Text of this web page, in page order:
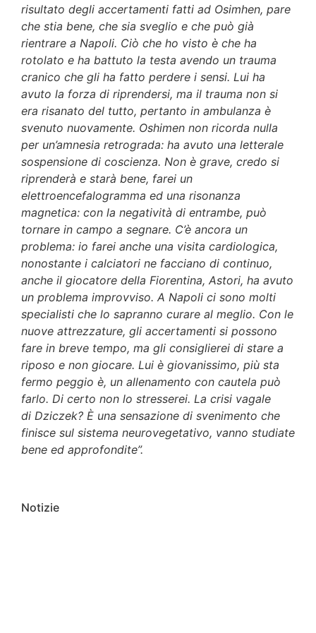
risultato degli accertamenti fatti ad Osimhen, pare
che stia bene, che sia sveglio e che può già
rientrare a Napoli. Ciò che ho visto è che ha
rotolato e ha battuto la testa avendo un trauma
cranico che gli ha fatto perdere i sensi. Lui ha
avuto la forza di riprendersi, ma il trauma non si
era risanato del tutto, pertanto in ambulanza è
svenuto nuovamente. Oshimen non ricorda nulla
per un’amnesia retrograda: ha avuto una letterale
sospensione di coscienza. Non è grave, credo si
riprenderà e starà bene, farei un
elettroencefalogramma ed una risonanza
magnetica: con la negatività di entrambe, può
tornare in campo a segnare. C’è ancora un
problema: io farei anche una visita cardiologica,
nonostante i calciatori ne facciano di continuo,
anche il giocatore della Fiorentina, Astori, ha avuto
un problema improvviso. A Napoli ci sono molti
specialisti che lo sapranno curare al meglio. Con le
nuove attrezzature, gli accertamenti si possono
fare in breve tempo, ma gli consiglierei di stare a
riposo e non giocare. Lui è giovanissimo, più sta
fermo peggio è, un allenamento con cautela può
farlo. Di certo non lo stresserei. La crisi vagale
di Dziczek? È una sensazione di svenimento che
finisce sul sistema neurovegetativo, vanno studiate
bene ed approfondite”.
Notizie